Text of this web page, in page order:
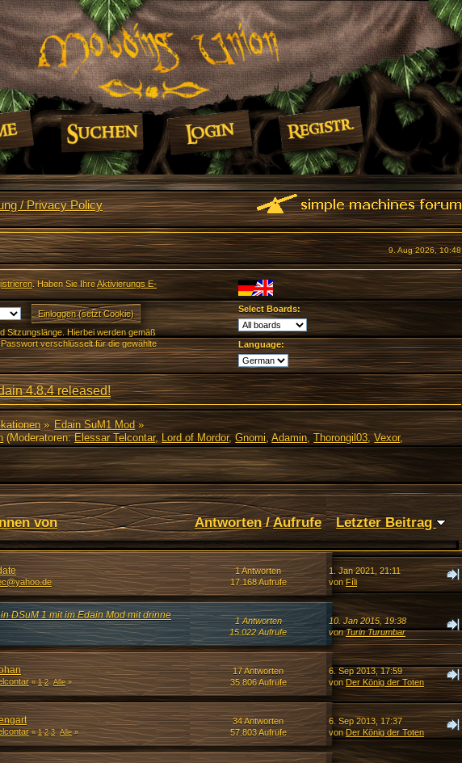
/ Privacy Policy
9. Aug 2026, 10:48
. Haben Sie IhreAktivierungs E-
Sitzungslänge. Hierbei werden gemäß
verschlüsselt für die gewählte
Select Boards:
Language:
4.8.4 released!
» Edain SuM1 Mod»
(Moderatoren:Elessar Telcontar,Lord of Mordor,Gnomi,Adamin,Thorongil03,Vexor,
von Antworten/Aufrufe Letzter Beitrag
1 Antworten
17.168 Aufrufe
1. Jan 2021, 21:11
vonFíli
DSuM 1 mit im Edain Mod mit drinne
1 Antworten
15.022 Aufrufe
10. Jan 2015, 19:38
vonTurin Turumbar
«1 2 Alle»
17 Antworten
35.806 Aufrufe
6. Sep 2013, 17:59
vonDer König der Toten
«1 2 3 Alle»
34 Antworten
57.803 Aufrufe
6. Sep 2013, 17:37
vonDer König der Toten